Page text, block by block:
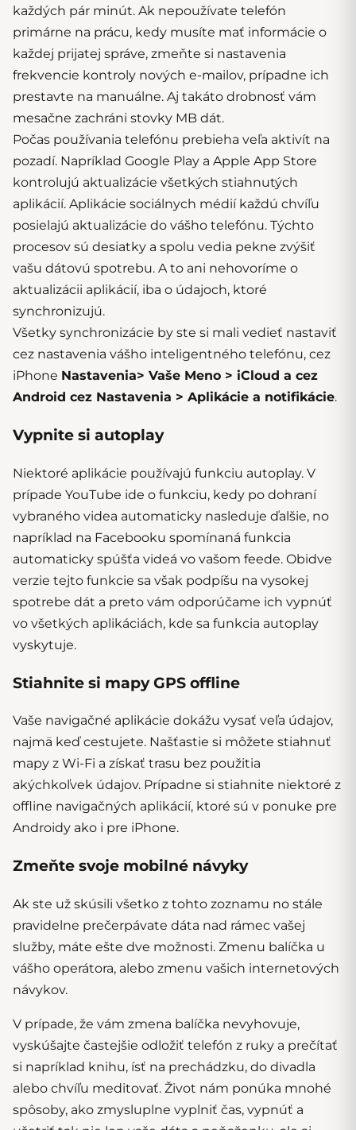
každých pár minút. Ak nepoužívate telefón
primárne na prácu, kedy musíte mať informácie o
každej prijatej správe, zmeňte si nastavenia
frekvencie kontroly nových e-mailov, prípadne ich
prestavte na manuálne. Aj takáto drobnosť vám
mesačne zachráni stovky MB dát.
Počas používania telefónu prebieha veľa aktivít na
pozadí. Napríklad Google Play a Apple App Store
kontrolujú aktualizácie všetkých stiahnutých
aplikácií. Aplikácie sociálnych médií každú chvíľu
posielajú aktualizácie do vášho telefónu. Týchto
procesov sú desiatky a spolu vedia pekne zvýšiť
vašu dátovú spotrebu. A to ani nehovoríme o
aktualizácii aplikácií, iba o údajoch, ktoré
synchronizujú.
Všetky synchronizácie by ste si mali vedieť nastaviť
cez nastavenia vášho inteligentného telefónu, cez
iPhone Nastavenia> Vaše Meno > iCloud a cez
Android cez Nastavenia > Aplikácie a notifikácie.
Vypnite si autoplay
Niektoré aplikácie používajú funkciu autoplay. V
prípade YouTube ide o funkciu, kedy po dohraní
vybraného videa automaticky nasleduje ďalšie, no
napríklad na Facebooku spomínaná funkcia
automaticky spúšťa videá vo vašom feede. Obidve
verzie tejto funkcie sa však podpíšu na vysokej
spotrebe dát a preto vám odporúčame ich vypnúť
vo všetkých aplikáciách, kde sa funkcia autoplay
vyskytuje.
Stiahnite si mapy GPS offline
Vaše navigačné aplikácie dokážu vysať veľa údajov,
najmä keď cestujete. Našťastie si môžete stiahnuť
mapy z Wi-Fi a získať trasu bez použitia
akýchkoľvek údajov. Prípadne si stiahnite niektoré z
offline navigačných aplikácií, ktoré sú v ponuke pre
Androidy ako i pre iPhone.
Zmeňte svoje mobilné návyky
Ak ste už skúsili všetko z tohto zoznamu no stále
pravidelne prečerpávate dáta nad rámec vašej
služby, máte ešte dve možnosti. Zmenu balíčka u
vášho operátora, alebo zmenu vašich internetových
návykov.
V prípade, že vám zmena balíčka nevyhovuje,
vyskúšajte častejšie odložiť telefón z ruky a prečítať
si napríklad knihu, ísť na prechádzku, do divadla
alebo chvíľu meditovať. Život nám ponúka mnohé
spôsoby, ako zmysluplne vyplniť čas, vypnúť a